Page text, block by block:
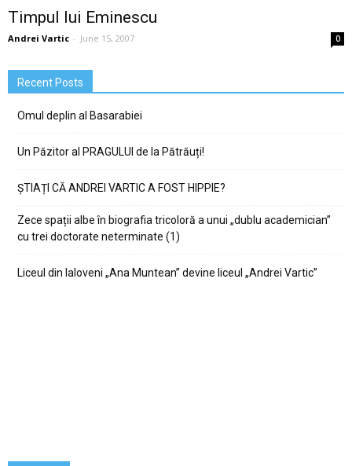
Timpul lui Eminescu
Andrei Vartic - June 15, 2007 0
Recent Posts
Omul deplin al Basarabiei
Un Păzitor al PRAGULUI de la Pătrăuți!
ȘTIAȚI CĂ ANDREI VARTIC A FOST HIPPIE?
Zece spații albe în biografia tricoloră a unui „dublu academician”
cu trei doctorate neterminate (1)
Liceul din Ialoveni „Ana Muntean” devine liceul „Andrei Vartic”